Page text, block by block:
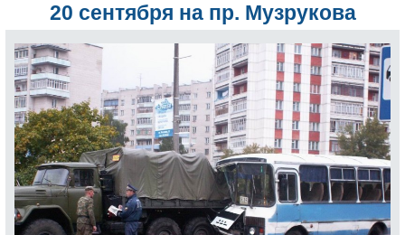
20 сентября на пр. Музрукова